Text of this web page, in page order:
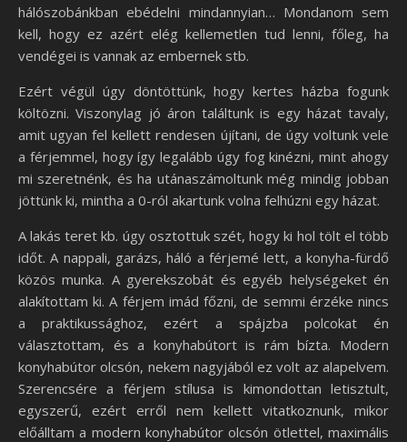
hálószobánkban ebédelni mindannyian… Mondanom sem
kell, hogy ez azért elég kellemetlen tud lenni, főleg, ha
vendégei is vannak az embernek stb.
Ezért végül úgy döntöttünk, hogy kertes házba fogunk
költözni. Viszonylag jó áron találtunk is egy házat tavaly,
amit ugyan fel kellett rendesen újítani, de úgy voltunk vele
a férjemmel, hogy így legalább úgy fog kinézni, mint ahogy
mi szeretnénk, és ha utánaszámoltunk még mindig jobban
jöttünk ki, mintha a 0-ról akartunk volna felhúzni egy házat.
A lakás teret kb. úgy osztottuk szét, hogy ki hol tölt el több
időt. A nappali, garázs, háló a férjemé lett, a konyha-fürdő
közös munka. A gyerekszobát és egyéb helységeket én
alakítottam ki. A férjem imád főzni, de semmi érzéke nincs
a praktikussághoz, ezért a spájzba polcokat én
választottam, és a konyhabútort is rám bízta. Modern
konyhabútor olcsón, nekem nagyjából ez volt az alapelvem.
Szerencsére a férjem stílusa is kimondottan letisztult,
egyszerű, ezért erről nem kellett vitatkoznunk, mikor
előálltam a modern konyhabútor olcsón ötlettel, maximális